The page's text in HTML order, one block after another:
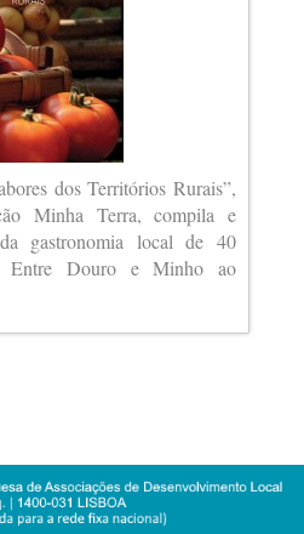
dos Territórios Rurais”,
Minha Terra, compila e
gastronomia local de 40
Entre Douro e Minho ao